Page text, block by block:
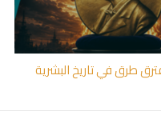
طرق في تاريخ البشرية